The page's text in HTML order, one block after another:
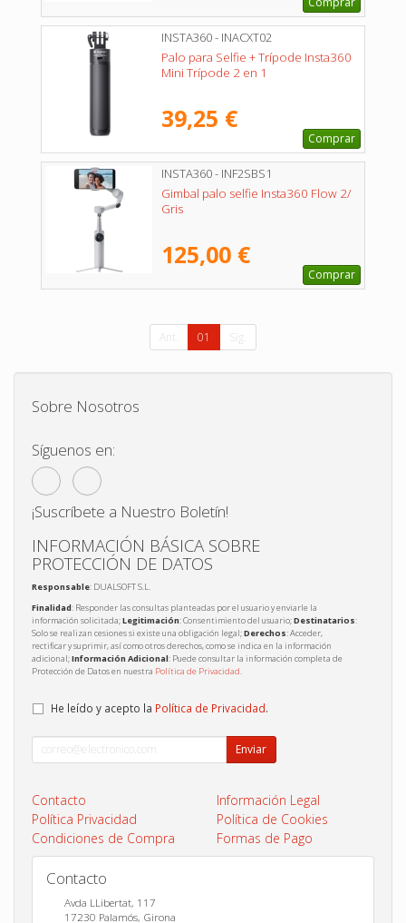
INSTA360 - INACXT02
Palo para Selfie + Trípode Insta360
Mini Trípode 2 en 1
39,25 €
Comprar
INSTA360 - INF2SBS1
Gimbal palo selfie Insta360 Flow 2/
Gris
125,00 €
Comprar
Ant. 01 Sig.
Sobre Nosotros
Síguenos en:
¡Suscríbete a Nuestro Boletín!
INFORMACIÓN BÁSICA SOBRE
PROTECCIÓN DE DATOS
Responsable: DUALSOFT S.L.
Finalidad: Responder las consultas planteadas por el usuario y enviarle la
información solicitada;Legitimación: Consentimiento del usuario;Destinatarios:
Solo se realizan cesiones si existe una obligación legal;Derechos: Acceder,
rectificar y suprimir, así como otros derechos, como se indica en la información
adicional;Información Adicional: Puede consultar la información completa de
Protección de Datos en nuestra Política de Privacidad.
He leído y acepto la Política de Privacidad.
Enviar
Contacto
Información Legal
Política Privacidad
Política de Cookies
Condiciones de Compra
Formas de Pago
Contacto
Avda LLibertat, 117
17230 Palamós, Girona